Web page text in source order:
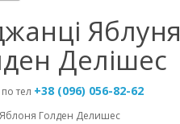
Яблуня
Делішес
тел +38 (096) 056-82-62
Голден Делишес